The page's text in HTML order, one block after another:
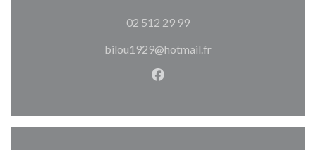
02 512 29 99
bilou1929@hotmail.fr
Facebook ((ouvre une